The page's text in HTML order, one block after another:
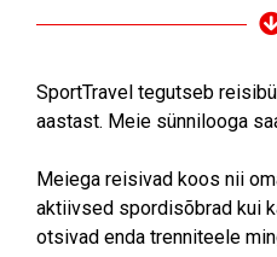
SportTravel tegutseb
aastast. Meie sünnilooga
Meiega reisivad koos nii
aktiivsed spordisõbrad kui
otsivad enda trenniteele